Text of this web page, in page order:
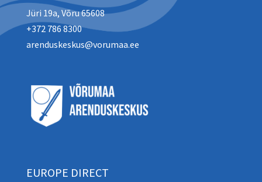
Jüri 19a, Võru 65608
+372 786 8300
arenduskeskus@vorumaa.ee
EUROPE DIRECT